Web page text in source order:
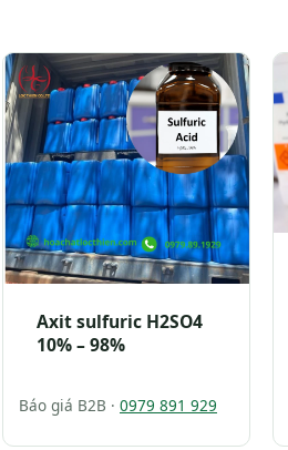
Axit sulfuric H2SO4
10% – 98%
Báo giá B2B · 0979 891 929